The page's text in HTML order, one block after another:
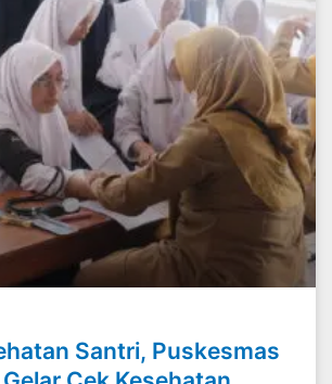
Santri, Puskesmas